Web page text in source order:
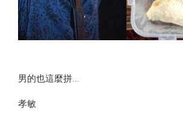
男的也這麼拼...
孝敏